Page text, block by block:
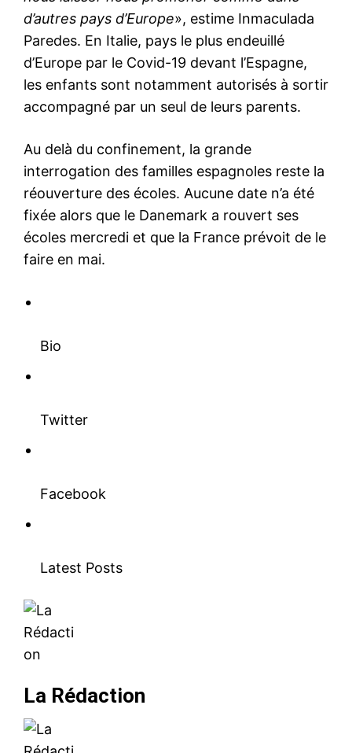
d’autres pays d’Europe», estime Inmaculada
Paredes. En Italie, pays le plus endeuillé
d’Europe par le Covid-19 devant l’Espagne,
les enfants sont notamment autorisés à sortir
accompagné par un seul de leurs parents.
Au delà du confinement, la grande
interrogation des familles espagnoles reste la
réouverture des écoles. Aucune date n’a été
fixée alors que le Danemark a rouvert ses
écoles mercredi et que la France prévoit de le
faire en mai.
Bio
Twitter
Facebook
Latest Posts
La Rédaction